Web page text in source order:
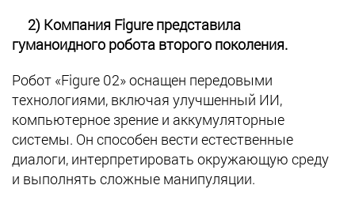
2) Компания Figure представила
гуманоидного робота второго поколения.
Робот «Figure 02» оснащен передовыми
технологиями, включая улучшенный ИИ,
компьютерное зрение и аккумуляторные
системы. Он способен вести естественные
диалоги, интерпретировать окружающую среду
и выполнять сложные манипуляции.